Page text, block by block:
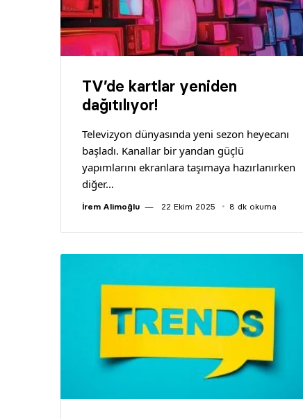
TV’de kartlar yeniden
dağıtılıyor!
Televizyon dünyasında yeni sezon heyecanı
başladı. Kanallar bir yandan güçlü
yapımlarını ekranlara taşımaya hazırlanırken
diğer…
İrem Alimoğlu 22 Ekim 2025 8 dk okuma